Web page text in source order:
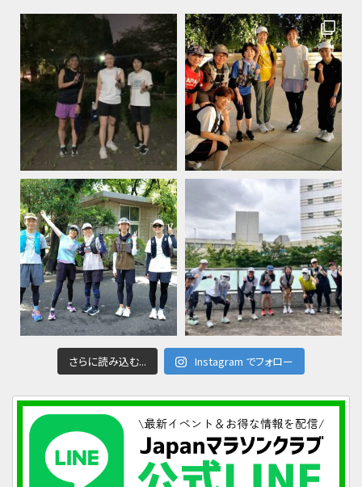
さらに読み込む... Instagram でフォロー